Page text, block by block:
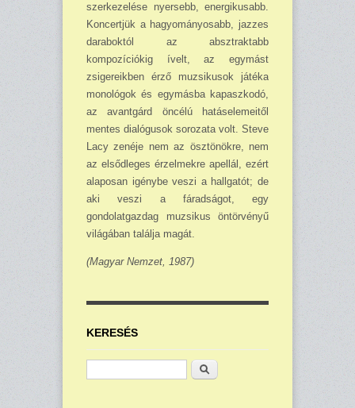
szerkezelése nyersebb, energikusabb.
Koncertjük a hagyományosabb, jazzes
daraboktól az absztraktabb
kompozíciókig ívelt, az egymást
zsigereikben érző muzsikusok játéka
mono­lógok és egymásba kapaszkodó,
az avantgárd öncélú hatáselemeitől
mentes dialógusok sorozata volt. Steve
Lacy zenéje nem az ösztönökre, nem
az elsődleges érzelmekre apellál, ezért
alaposan igénybe veszi a hallgatót; de
aki veszi a fáradságot, egy
gondolatgazdag mu­zsikus öntörvényű
világában találja magát.
(Magyar Nemzet, 1987)
KERESÉS
Keresés